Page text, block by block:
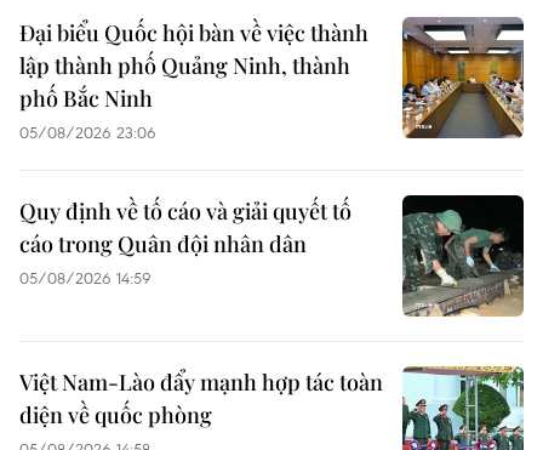
Đại biểu Quốc hội bàn về việc thành
lập thành phố Quảng Ninh, thành
phố Bắc Ninh
05/08/2026 23:06
Quy định về tố cáo và giải quyết tố
cáo trong Quân đội nhân dân
05/08/2026 14:59
Việt Nam-Lào đẩy mạnh hợp tác toàn
diện về quốc phòng